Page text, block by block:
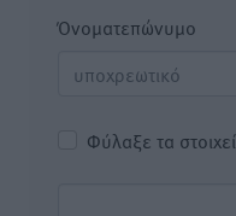
Όνοματεπώνυμο
Φύλαξε τα